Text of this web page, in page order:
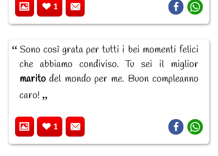
1
Sono così grata per tutti i bei momenti felici
che abbiamo condiviso. Tu sei il miglior
marito del mondo per me. Buon compleanno
caro!
1